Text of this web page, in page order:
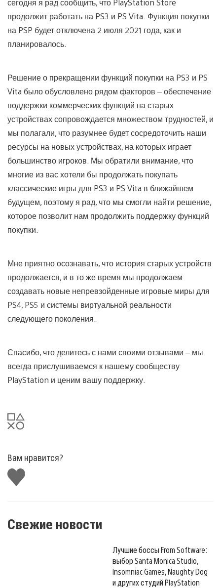
продолжит работать на PS3 и PS Vita. Функция покупки
на PSP будет отключена 2 июля 2021 года, как и
планировалось.
Решение о прекращении функций покупки на PS3 и PS
Vita было обусловлено рядом факторов – обеспечение
поддержки коммерческих функций на старых
устройствах сопровождается множеством трудностей, и
мы полагали, что разумнее будет сосредоточить наши
ресурсы на новых устройствах, на которых играет
большинство игроков. Мы обратили внимание, что
многие из вас хотели бы продолжать покупать
классические игры для PS3 и PS Vita в ближайшем
будущем, поэтому я рад, что мы смогли найти решение,
которое позволит нам продолжить поддержку функций
покупки.
Мне приятно осознавать, что история старых устройств
продолжается, и в то же время мы продолжаем
создавать новые непревзойденные игровые миры для
PS4, PS5 и системы виртуальной реальности
следующего поколения.
Спасибо, что делитесь с нами своими отзывами – мы
всегда прислушиваемся к нашему сообществу
PlayStation и ценим вашу поддержку.
Вам нравится?
Поставить
лайк
Свежие новости
Лучшие боссы From Software:
выбор Santa Monica Studio,
Insomniac Games, Naughty Dog
и других студий PlayStation